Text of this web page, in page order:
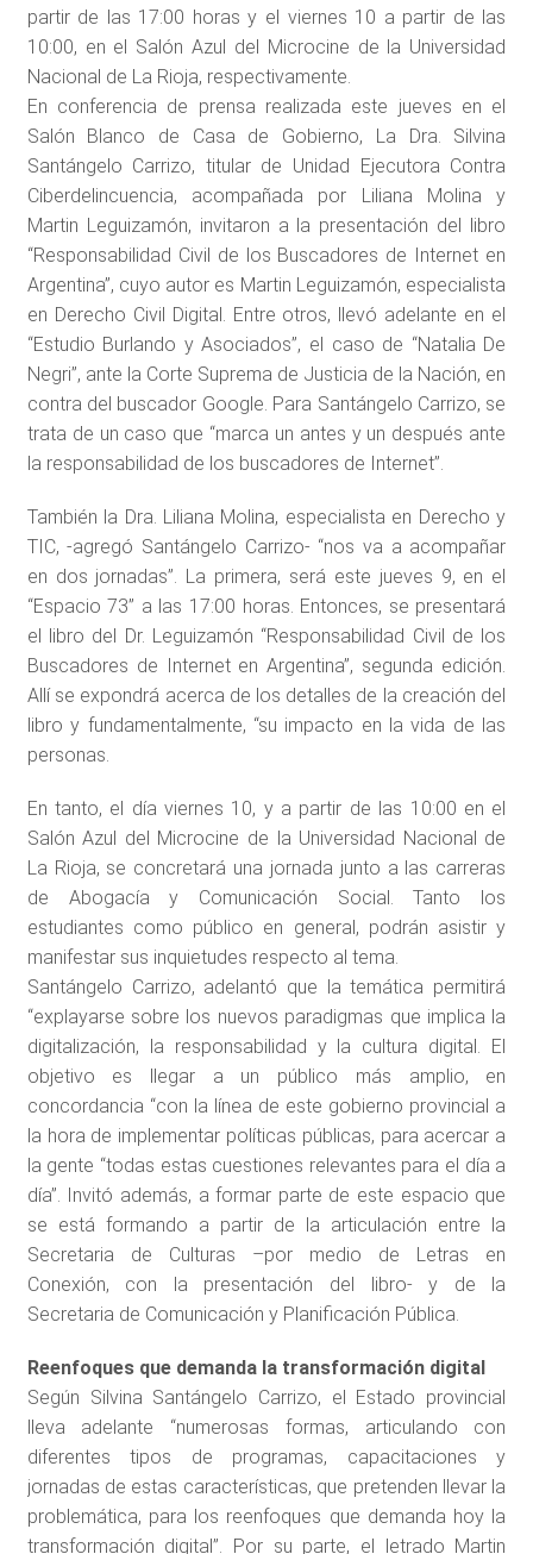
partir de las 17:00 horas y el viernes 10 a partir de las
10:00, en el Salón Azul del Microcine de la Universidad
Nacional de La Rioja, respectivamente.
En conferencia de prensa realizada este jueves en el
Salón Blanco de Casa de Gobierno, La Dra. Silvina
Santángelo Carrizo, titular de Unidad Ejecutora Contra
Ciberdelincuencia, acompañada por Liliana Molina y
Martin Leguizamón, invitaron a la presentación del libro
“Responsabilidad Civil de los Buscadores de Internet en
Argentina”, cuyo autor es Martin Leguizamón, especialista
en Derecho Civil Digital. Entre otros, llevó adelante en el
“Estudio Burlando y Asociados”, el caso de “Natalia De
Negri”, ante la Corte Suprema de Justicia de la Nación, en
contra del buscador Google. Para Santángelo Carrizo, se
trata de un caso que “marca un antes y un después ante
la responsabilidad de los buscadores de Internet”.
También la Dra. Liliana Molina, especialista en Derecho y
TIC, -agregó Santángelo Carrizo- “nos va a acompañar
en dos jornadas”. La primera, será este jueves 9, en el
“Espacio 73” a las 17:00 horas. Entonces, se presentará
el libro del Dr. Leguizamón “Responsabilidad Civil de los
Buscadores de Internet en Argentina”, segunda edición.
Allí se expondrá acerca de los detalles de la creación del
libro y fundamentalmente, “su impacto en la vida de las
personas.
En tanto, el día viernes 10, y a partir de las 10:00 en el
Salón Azul del Microcine de la Universidad Nacional de
La Rioja, se concretará una jornada junto a las carreras
de Abogacía y Comunicación Social. Tanto los
estudiantes como público en general, podrán asistir y
manifestar sus inquietudes respecto al tema.
Santángelo Carrizo, adelantó que la temática permitirá
“explayarse sobre los nuevos paradigmas que implica la
digitalización, la responsabilidad y la cultura digital. El
objetivo es llegar a un público más amplio, en
concordancia “con la línea de este gobierno provincial a
la hora de implementar políticas públicas, para acercar a
la gente “todas estas cuestiones relevantes para el día a
día”. Invitó además, a formar parte de este espacio que
se está formando a partir de la articulación entre la
Secretaria de Culturas –por medio de Letras en
Conexión, con la presentación del libro- y de la
Secretaria de Comunicación y Planificación Pública.
Reenfoques que demanda la transformación digital
Según Silvina Santángelo Carrizo, el Estado provincial
lleva adelante “numerosas formas, articulando con
diferentes tipos de programas, capacitaciones y
jornadas de estas características, que pretenden llevar la
problemática, para los reenfoques que demanda hoy la
transformación digital”. Por su parte, el letrado Martin